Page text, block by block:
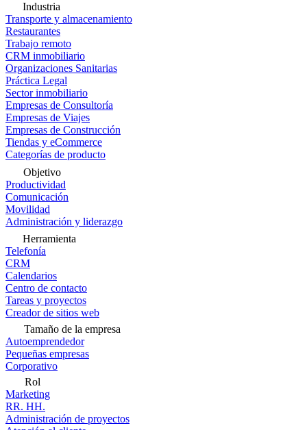
Industria
Transporte y almacenamiento
Restaurantes
Trabajo remoto
CRM inmobiliario
Organizaciones Sanitarias
Práctica Legal
Sector inmobiliario
Empresas de Consultoría
Empresas de Viajes
Empresas de Construcción
Tiendas y eCommerce
Categorías de producto
Objetivo
Productividad
Comunicación
Movilidad
Administración y liderazgo
Herramienta
Telefonía
CRM
Calendarios
Centro de contacto
Tareas y proyectos
Creador de sitios web
Tamaño de la empresa
Autoemprendedor
Pequeñas empresas
Corporativo
Rol
Marketing
RR. HH.
Administración de proyectos